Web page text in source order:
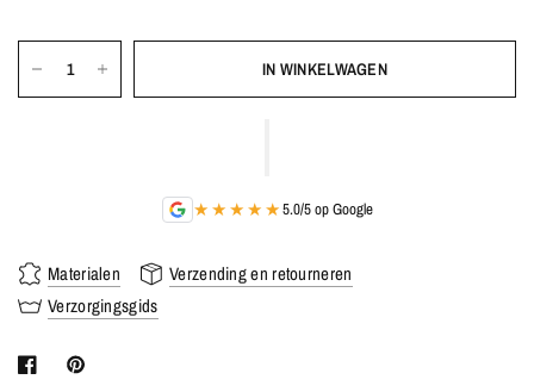
IN WINKELWAGEN
★★★★★5.0/5 op Google
Materialen
Verzending en retourneren
Verzorgingsgids